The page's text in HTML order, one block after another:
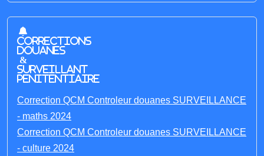
Corrections
Douanes
&
Surveillant
penitentiaire
Correction QCM Controleur douanes SURVEILLANCE
- maths 2024
Correction QCM Controleur douanes SURVEILLANCE
- culture 2024